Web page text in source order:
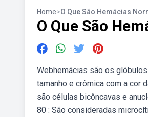
Home>O Que São Hemácias
O Que São
Webhemácias são os
tamanho e crômica com a cor
são células bicôncavas e
80 : São consideradas